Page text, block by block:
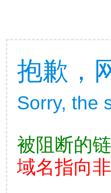
抱歉，
Sorry, the
被阻断的链
域名指向